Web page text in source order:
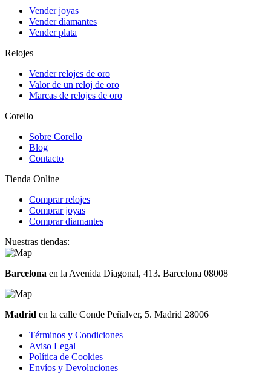
Vender joyas
Vender diamantes
Vender plata
Relojes
Vender relojes de oro
Valor de un reloj de oro
Marcas de relojes de oro
Corello
Sobre Corello
Blog
Contacto
Tienda Online
Comprar relojes
Comprar joyas
Comprar diamantes
Nuestras tiendas:
Barcelona en la Avenida Diagonal, 413. Barcelona 08008
Madrid en la calle Conde Peñalver, 5. Madrid 28006
Términos y Condiciones
Aviso Legal
Política de Cookies
Envíos y Devoluciones